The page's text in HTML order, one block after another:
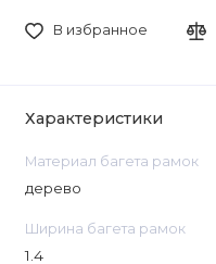
В избранное
Характеристики
Материал багета рамок
дерево
Ширина багета рамок
1.4